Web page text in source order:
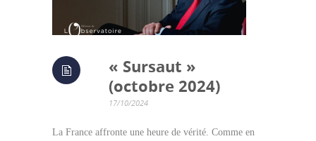
« Sursaut »
(octobre 2024)
17/10/2024
La France affronte une heure de vérité. Comme en